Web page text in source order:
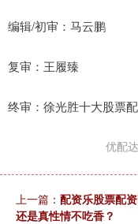
编辑/初审：马云鹏
复审：王履臻
终审：徐光胜十大股票
优配
上一篇： 配资乐股票配
还是真性情不吃香？